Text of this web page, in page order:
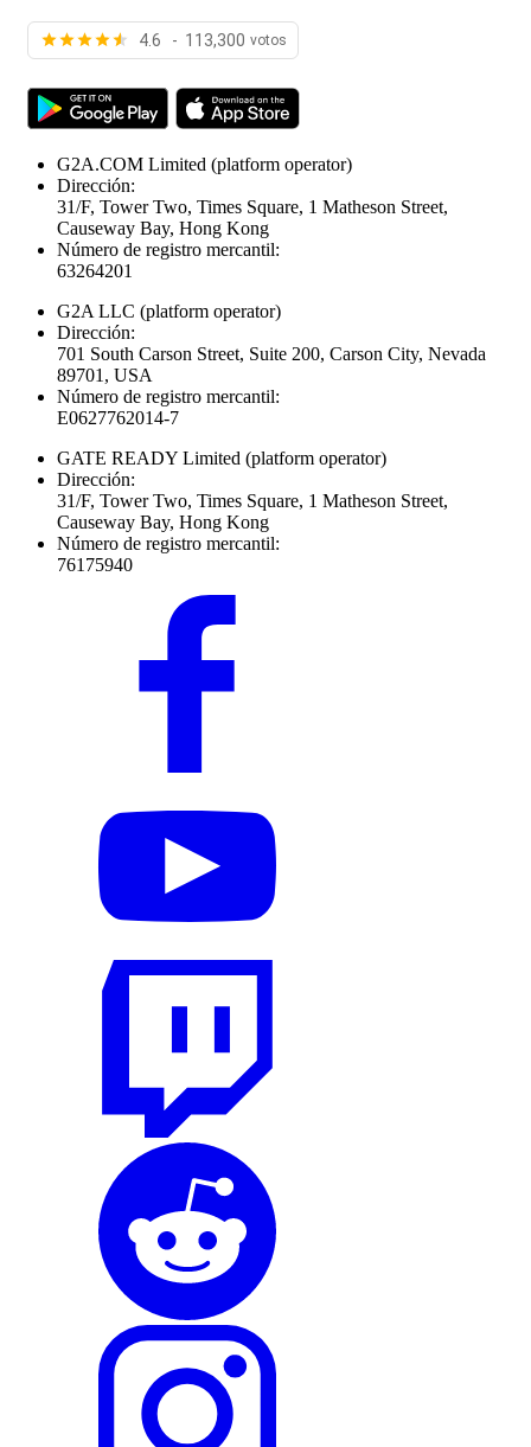
4.6 - 113,300 votos
G2A.COM Limited (platform operator)
Dirección:
31/F, Tower Two, Times Square, 1 Matheson Street,
Causeway Bay, Hong Kong
Número de registro mercantil:
63264201
G2A LLC (platform operator)
Dirección:
701 South Carson Street, Suite 200, Carson City, Nevada
89701, USA
Número de registro mercantil:
E0627762014-7
GATE READY Limited (platform operator)
Dirección:
31/F, Tower Two, Times Square, 1 Matheson Street,
Causeway Bay, Hong Kong
Número de registro mercantil:
76175940